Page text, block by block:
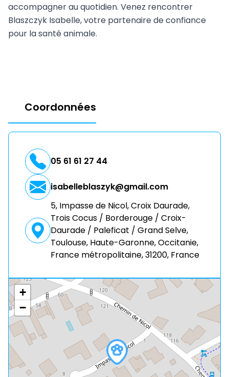
accompagner au quotidien. Venez rencontrer
Blaszczyk Isabelle, votre partenaire de confiance
pour la santé animale.
Coordonnées
05 61 61 27 44
isabelleblaszyk@gmail.com
5, Impasse de Nicol, Croix Daurade,
Trois Cocus / Borderouge / Croix-
Daurade / Paleficat / Grand Selve,
Toulouse, Haute-Garonne, Occitanie,
France métropolitaine, 31200, France
+
−